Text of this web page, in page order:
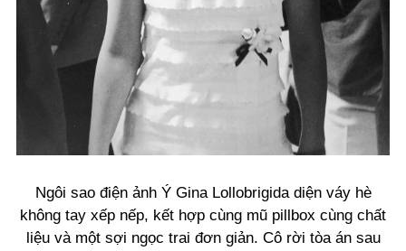
Ngôi sao điện ảnh Ý Gina Lollobrigida diện váy hè
không tay xếp nếp, kết hợp cùng mũ pillbox cùng chất
liệu và một sợi ngọc trai đơn giản. Cô rời tòa án sau